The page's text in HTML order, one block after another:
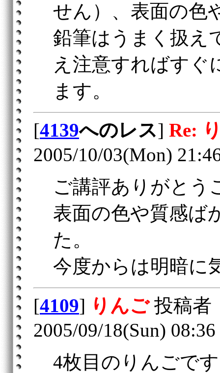
せん）、表面の色
鉛筆はうまく扱え
え注意すればすぐ
ます。
[4139へのレス] Re:
2005/10/03(Mon)
ご講評ありがとう
表面の色や質感ば
た。
今度からは明暗に
[4109] りんご投稿者
2005/09/18(Sun) 08:36
4枚目のりんごで